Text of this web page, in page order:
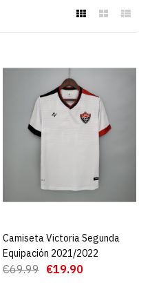
Equipación 2021/2022
€19.90
ADD TO COMPARE
ADD TO WISHLIST
Camiseta Victoria Segunda
Equipación 2021/2022
AGREGAR AL CARRO
Camiseta Victoria Segunda
Equipación 2021/2022
€69.99 €19.90